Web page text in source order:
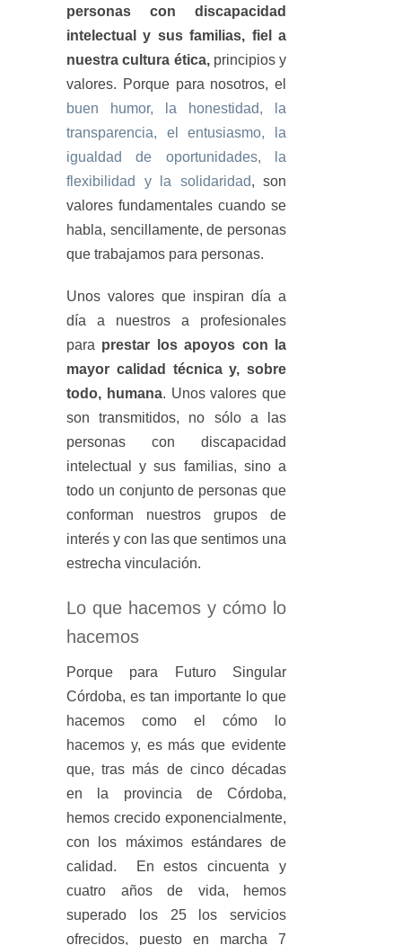
personas con discapacidad
intelectual y sus familias, fiel a
nuestra cultura ética,principios y
valores. Porque para nosotros, el
buen humor, la honestidad, la
transparencia, el entusiasmo, la
igualdad de oportunidades, la
flexibilidad y la solidaridad, son
valores fundamentales cuando se
habla, sencillamente, de personas
que trabajamos para personas.
Unos valores que inspiran día a
día a nuestros a profesionales
para prestar los apoyos con la
mayor calidad técnica y, sobre
todo, humana. Unos valores que
son transmitidos, no sólo a las
personas con discapacidad
intelectual y sus familias, sino a
todo un conjunto de personas que
conforman nuestros grupos de
interés y con las que sentimos una
estrecha vinculación.
Lo que hacemos y cómo lo
hacemos
Porque para Futuro Singular
Córdoba, es tan importante lo que
hacemos como el cómo lo
hacemos y, es más que evidente
que, tras más de cinco décadas
en la provincia de Córdoba,
hemos crecido exponencialmente,
con los máximos estándares de
calidad. En estos cincuenta y
cuatro años de vida, hemos
superado los 25 los servicios
ofrecidos, puesto en marcha 7